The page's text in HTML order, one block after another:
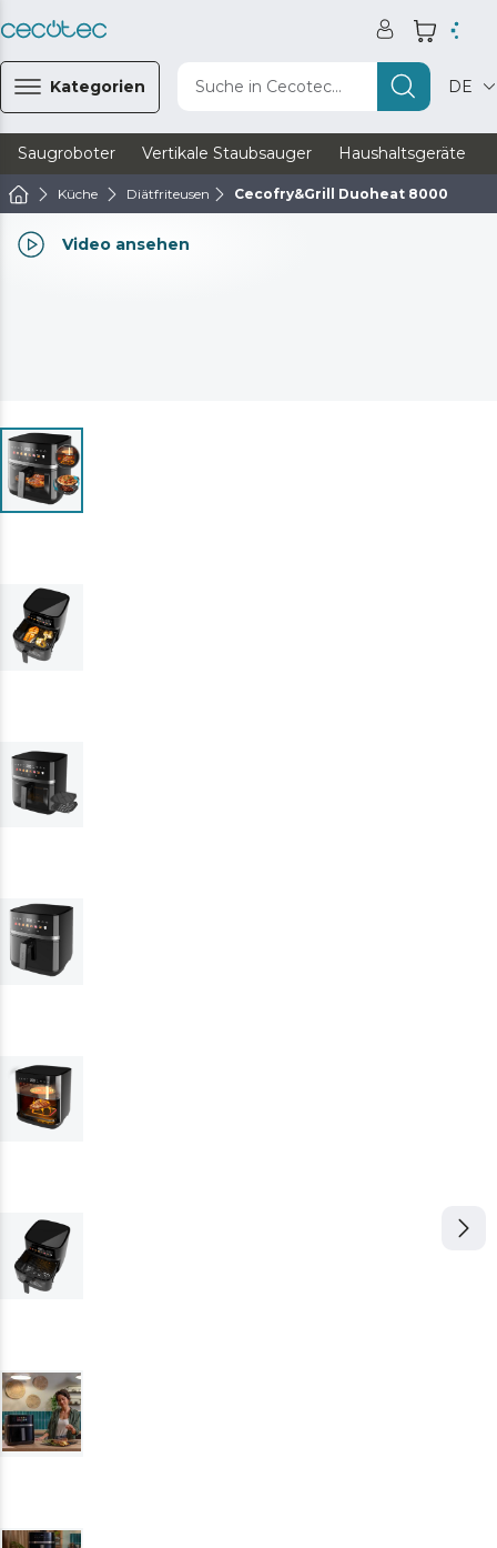
Kategorien Suche in Cecotec... DE
Saugroboter Vertikale Staubsauger Haushaltsgeräte
Küche Diätfriteusen Cecofry&Grill Duoheat 8000
Video ansehen